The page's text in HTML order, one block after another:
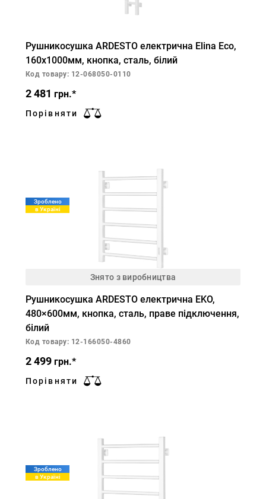
Рушникосушка ARDESTO електрична Elina Eco,
160х1000мм, кнопка, сталь, білий
Код товару: 12-068050-0110
2 481 грн.*
Порівняти
Знято з виробництва
Зроблено
в Україні
Рушникосушка ARDESTO електрична EKO,
480×600мм, кнопка, сталь, праве підключення,
білий
Код товару: 12-166050-4860
2 499 грн.*
Порівняти
Зроблено
в Україні